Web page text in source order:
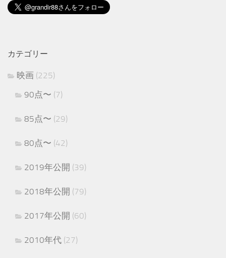
カテゴリー
映画 (225)
90点〜 (7)
85点〜 (29)
80点〜 (42)
2019年公開 (39)
2018年公開 (79)
2017年公開 (60)
2010年代 (27)